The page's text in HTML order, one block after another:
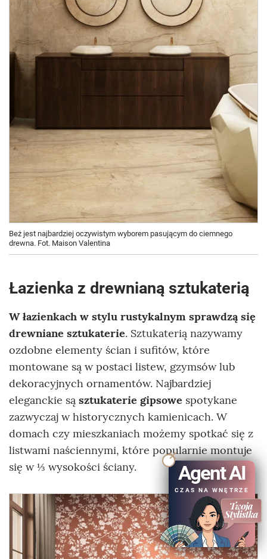
Beż jest najbardziej oczywistym wyborem pasującym do ciemnego
drewna. Fot. Maison Valentina
Łazienka z drewnianą sztukaterią
W łazienkach w stylu rustykalnym sprawdzą się
drewniane sztukaterie. Sztukaterią nazywamy
ozdobne elementy ścian i sufitów, które
montowane są w postaci listew, gzymsów lub
dekoracyjnych ornamentów. Najbardziej
eleganckie są sztukaterie gipsowe spotykane
zazwyczaj w historycznych kamienicach. W
domach czy mieszkaniach możemy spotkać się z
listwami naściennymi, które popularnie montuje
się w ⅓ wysokości ściany.
Agent AI
CZAS NA WNĘTRZE